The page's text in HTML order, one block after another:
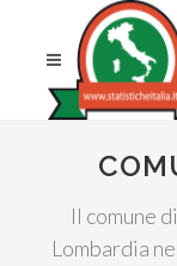
Il comune
Lombardia